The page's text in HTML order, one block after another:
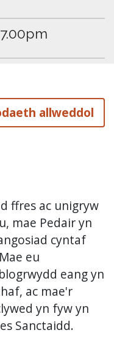
allweddol
ffres ac unigryw
mae Pedair yn
cyntaf
eu
eang yn
ac mae'r
yn fyw yn
Sanctaidd.